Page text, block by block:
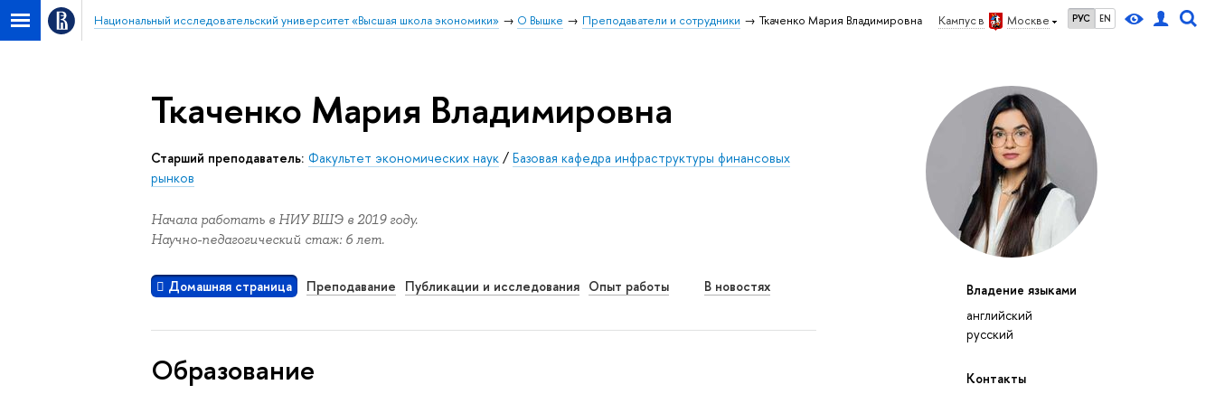
Кампус в Москве РУС EN
Национальный исследовательский университет «Высшая школа экономики» О Вышке Преподаватели и сотрудники Ткаченко Мария Владимировна
Владение языками
английский
русский
Контакты
Ткаченко Мария Владимировна
Старший преподаватель: Факультет экономических наук /Базовая кафедра инфраструктуры финансовых
рынков
Начала работать в НИУ ВШЭ в 2019 году.
Научно-педагогический стаж: 6 лет.
Домашняя страница Преподавание Публикации и исследования Опыт работы В новостях
Oбразование